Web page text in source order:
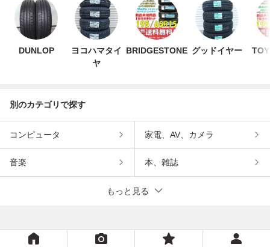
DUNLOP
ヨコハマタイ
ヤ
BRIDGESTONE グッドイヤー
別のカテゴリで探す
コンピュータ 家電、AV、カメラ
音楽 本、雑誌
もっと見る